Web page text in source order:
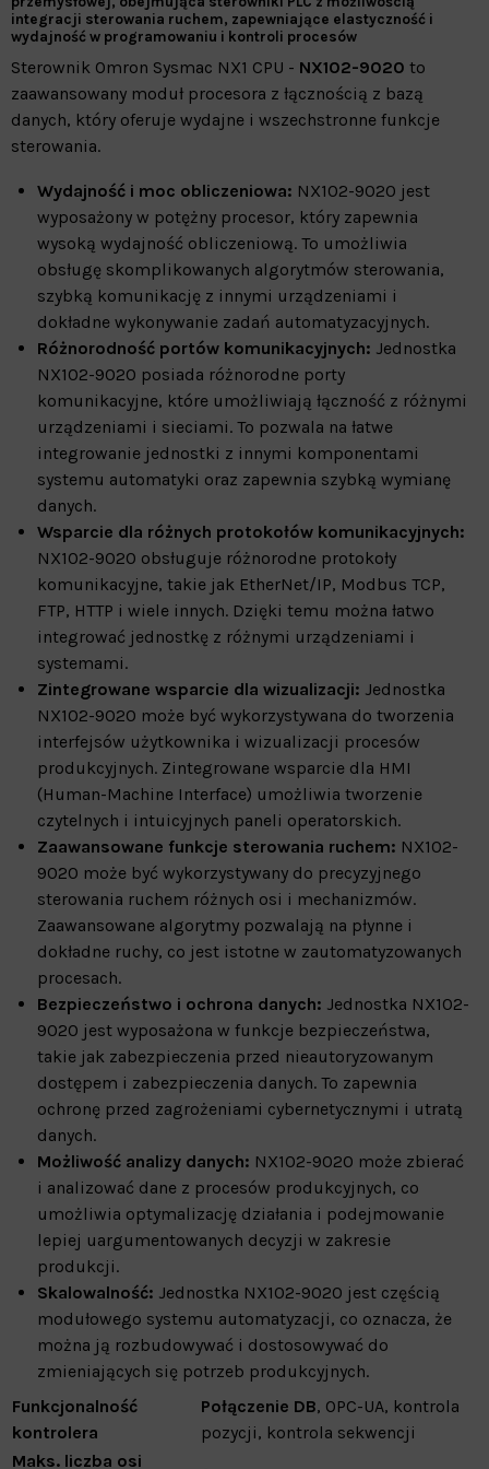
integracji sterowania ruchem, zapewniające elastyczność i
wydajność w programowaniu i kontroli procesów
Sterownik Omron Sysmac NX1 CPU - NX102-9020 to
zaawansowany moduł procesora z łącznością z bazą
danych, który oferuje wydajne i wszechstronne funkcje
sterowania.
Wydajność i moc obliczeniowa: NX102-9020 jest
wyposażony w potężny procesor, który zapewnia
wysoką wydajność obliczeniową. To umożliwia
obsługę skomplikowanych algorytmów sterowania,
szybką komunikację z innymi urządzeniami i
dokładne wykonywanie zadań automatyzacyjnych.
Różnorodność portów komunikacyjnych: Jednostka
NX102-9020 posiada różnorodne porty
komunikacyjne, które umożliwiają łączność z różnymi
urządzeniami i sieciami. To pozwala na łatwe
integrowanie jednostki z innymi komponentami
systemu automatyki oraz zapewnia szybką wymianę
danych.
Wsparcie dla różnych protokołów komunikacyjnych:
NX102-9020 obsługuje różnorodne protokoły
komunikacyjne, takie jak EtherNet/IP, Modbus TCP,
FTP, HTTP i wiele innych. Dzięki temu można łatwo
integrować jednostkę z różnymi urządzeniami i
systemami.
Zintegrowane wsparcie dla wizualizacji: Jednostka
NX102-9020 może być wykorzystywana do tworzenia
interfejsów użytkownika i wizualizacji procesów
produkcyjnych. Zintegrowane wsparcie dla HMI
(Human-Machine Interface) umożliwia tworzenie
czytelnych i intuicyjnych paneli operatorskich.
Zaawansowane funkcje sterowania ruchem: NX102-
9020 może być wykorzystywany do precyzyjnego
sterowania ruchem różnych osi i mechanizmów.
Zaawansowane algorytmy pozwalają na płynne i
dokładne ruchy, co jest istotne w zautomatyzowanych
procesach.
Bezpieczeństwo i ochrona danych: Jednostka NX102-
9020 jest wyposażona w funkcje bezpieczeństwa,
takie jak zabezpieczenia przed nieautoryzowanym
dostępem i zabezpieczenia danych. To zapewnia
ochronę przed zagrożeniami cybernetycznymi i utratą
danych.
Możliwość analizy danych: NX102-9020 może zbierać
i analizować dane z procesów produkcyjnych, co
umożliwia optymalizację działania i podejmowanie
lepiej uargumentowanych decyzji w zakresie
produkcji.
Skalowalność: Jednostka NX102-9020 jest częścią
modułowego systemu automatyzacji, co oznacza, że
można ją rozbudowywać i dostosowywać do
zmieniających się potrzeb produkcyjnych.
Funkcjonalność
kontrolera
Połączenie DB, OPC-UA, kontrola
pozycji, kontrola sekwencji
Maks. liczba osi